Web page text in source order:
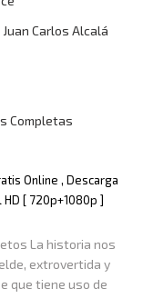
Juan Carlos Alcalá
Completas
Online , Descarga
[ 720p+1080p ]
La historia nos
extrovertida y
que tiene uso de